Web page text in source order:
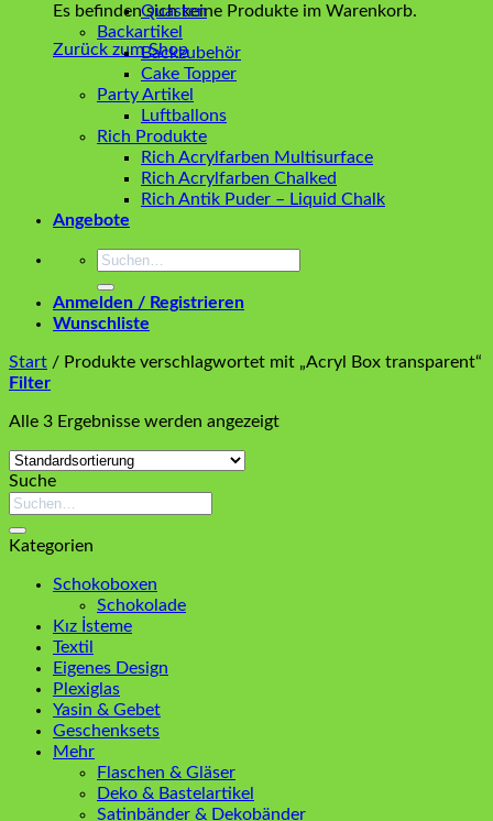
Es befinden sich keine Produkte im Warenkorb.
Zurück zum Shop
Quasten
Backartikel
Backzubehör
Cake Topper
Party Artikel
Luftballons
Rich Produkte
Rich Acrylfarben Multisurface
Rich Acrylfarben Chalked
Rich Antik Puder – Liquid Chalk
Angebote
Suchen
Anmelden / Registrieren
Wunschliste
Start / Produkte verschlagwortet mit „Acryl Box transparent“
Filter
Alle 3 Ergebnisse werden angezeigt
Suche
Suchen
Kategorien
Schokoboxen
Schokolade
Kız İsteme
Textil
Eigenes Design
Plexiglas
Yasin & Gebet
Geschenksets
Mehr
Flaschen & Gläser
Deko & Bastelartikel
Satinbänder & Dekobänder